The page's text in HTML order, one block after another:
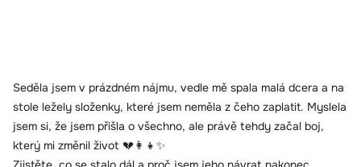
Seděla jsem v prázdném nájmu, vedle mě spala malá dcera a na
stole ležely složenky, které jsem neměla z čeho zaplatit. Myslela
jsem si, že jsem přišla o všechno, ale právě tehdy začal boj,
který mi změnil život 💔👩‍👧✨